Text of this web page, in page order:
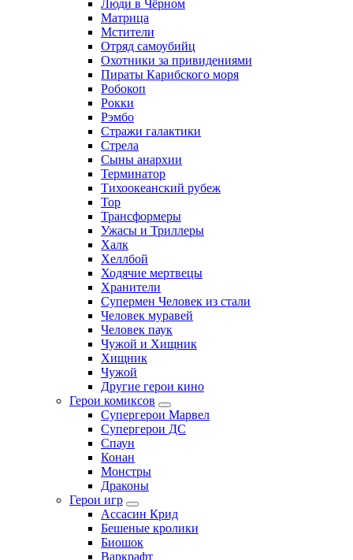
Люди в Чёрном
Матрица
Мстители
Отряд самоубийц
Охотники за привидениями
Пираты Карибского моря
Робокоп
Рокки
Рэмбо
Стражи галактики
Стрела
Сыны анархии
Терминатор
Тихоокеанский рубеж
Тор
Трансформеры
Ужасы и Триллеры
Халк
Хеллбой
Ходячие мертвецы
Хранители
Супермен Человек из стали
Человек муравей
Человек паук
Чужой и Хищник
Хищник
Чужой
Другие герои кино
Герои комиксов
Супергерои Марвел
Супергерои ДС
Спаун
Конан
Монстры
Драконы
Герои игр
Ассасин Крид
Бешеные кролики
Биошок
Варкрафт